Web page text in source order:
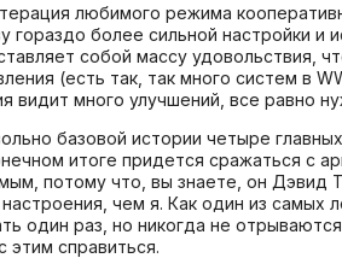
любимого режима
гораздо более сильной настройки и
собой массу удовольствия,
(есть так, так много систем в
видит много улучшений, все равно
базовой истории четыре
итоге придется сражаться с
потому что, вы знаете, он Дэвид
чем я. Как один из самых
один раз, но никогда не
этим справиться.